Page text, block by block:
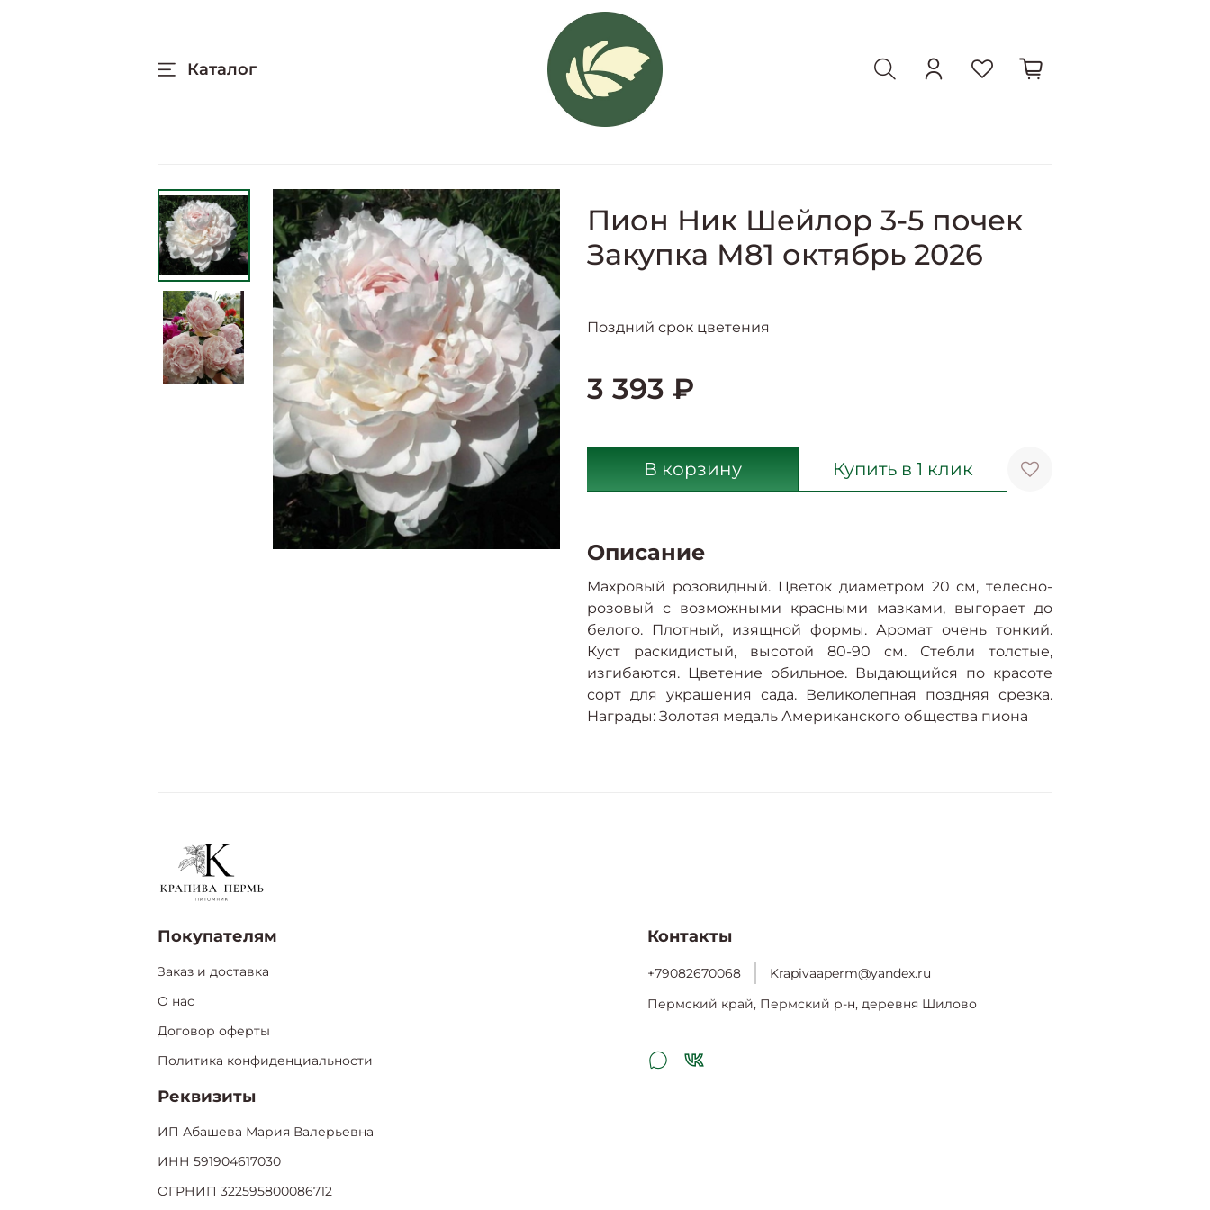
Каталог
Пион Ник Шейлор 3-5 почек
Закупка М81 октябрь 2026
Поздний срок цветения
3 393 ₽
В корзину Купить в 1 клик
Описание
Махровый розовидный. Цветок диаметром 20 см, телесно-
розовый с возможными красными мазками, выгорает до
белого. Плотный, изящной формы. Аромат очень тонкий.
Куст раскидистый, высотой 80-90 см. Стебли толстые,
изгибаются. Цветение обильное. Выдающийся по красоте
сорт для украшения сада. Великолепная поздняя срезка.
Награды: Золотая медаль Американского общества пиона
Покупателям
Заказ и доставка
О нас
Договор оферты
Политика конфиденциальности
Реквизиты
ИП Абашева Мария Валерьевна
ИНН 591904617030
ОГРНИП 322595800086712
Контакты
+79082670068
Krapivaaperm@yandex.ru
Пермский край, Пермский р-н, деревня Шилово